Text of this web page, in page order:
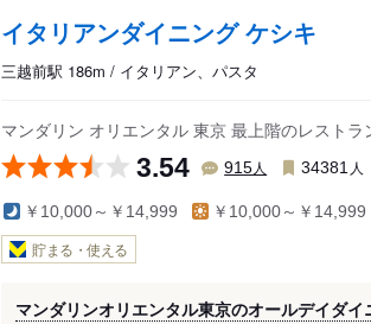
イタリアンダイニング ケシキ
三越前駅 186m / イタリアン、パスタ
マンダリン オリエンタル 東京 最上階のレスト
3.54 915人 34381 人
￥10,000～￥14,999 ￥10,000～￥14,999
貯まる・使える
マンダリンオリエンタル東京のオールデイダ